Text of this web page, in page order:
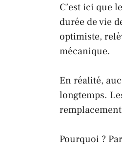
C’est ici que
durée de vie
optimiste,
mécanique.
En réalité,
longtemps.
Pourquoi ?